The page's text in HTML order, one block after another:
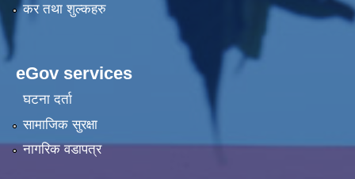
कर तथा शुल्कहरु
eGov services
घटना दर्ता
सामाजिक सुरक्षा
नागरिक वडापत्र